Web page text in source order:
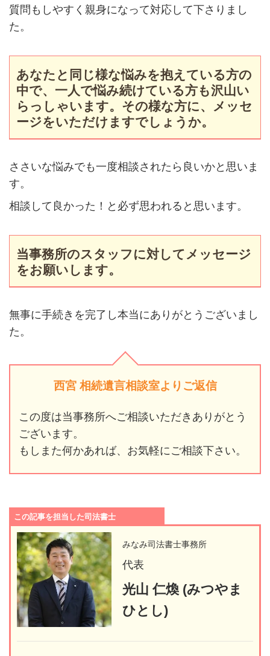
質問もしやすく親身になって対応して下さりまし
た。
あなたと同じ様な悩みを抱えている方の
中で、一人で悩み続けている方も沢山い
らっしゃいます。その様な方に、メッセ
ージをいただけますでしょうか。
ささいな悩みでも一度相談されたら良いかと思いま
す。
相談して良かった！と必ず思われると思います。
当事務所のスタッフに対してメッセージ
をお願いします。
無事に手続きを完了し本当にありがとうございまし
た。
西宮 相続遺言相談室よりご返信
この度は当事務所へご相談いただきありがとう
ございます。
もしまた何かあれば、お気軽にご相談下さい。
この記事を担当した司法書士
みなみ司法書士事務所
代表
光山 仁煥 (みつやま
ひとし)